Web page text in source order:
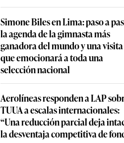
Simone Biles en Lima: paso a
la agenda de la gimnasta más
ganadora del mundo y una visita
que emocionará a toda una
selección nacional
Aerolíneas responden a LAP
TUUA a escalas internacionales:
“Una reducción parcial deja
la desventaja competitiva de